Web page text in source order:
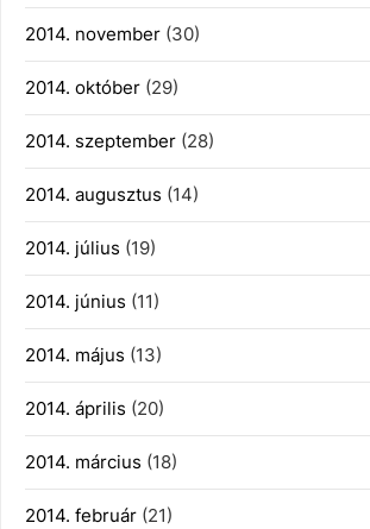
2014. november (30)
2014. október (29)
2014. szeptember (28)
2014. augusztus (14)
2014. július (19)
2014. június (11)
2014. május (13)
2014. április (20)
2014. március (18)
2014. február (21)